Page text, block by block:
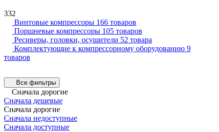
332
Винтовые компрессоры 166 товаров
Поршневые компрессоры 105 товаров
Ресиверы, головки, осушители 52 товара
Комплектующие к компрессорному оборудованию 9
товаров
Все фильтры
Сначала дорогие
Сначала дешевые
Сначала дорогие
Сначала недоступные
Сначала доступные